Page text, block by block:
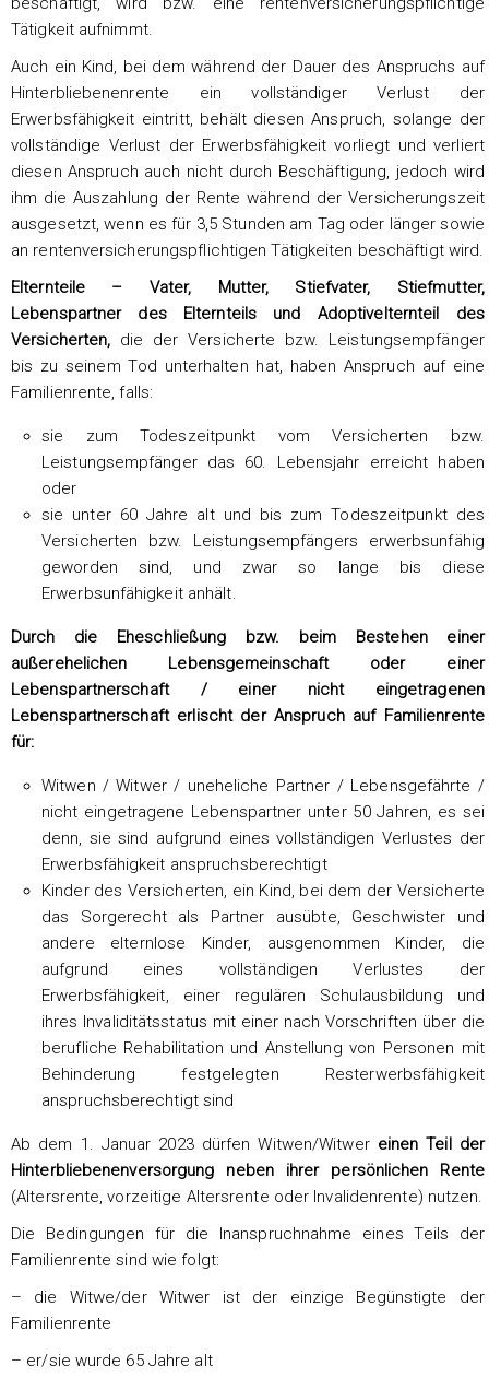
Tätigkeit aufnimmt.
Auch ein Kind, bei dem während der Dauer des Anspruchs auf
Hinterbliebenenrente ein vollständiger Verlust der
Erwerbsfähigkeit eintritt, behält diesen Anspruch, solange der
vollständige Verlust der Erwerbsfähigkeit vorliegt und verliert
diesen Anspruch auch nicht durch Beschäftigung, jedoch wird
ihm die Auszahlung der Rente während der Versicherungszeit
ausgesetzt, wenn es für 3,5 Stunden am Tag oder länger sowie
an rentenversicherungspflichtigen Tätigkeiten beschäftigt wird.
Elternteile – Vater, Mutter, Stiefvater, Stiefmutter,
Lebenspartner des Elternteils und Adoptivelternteil des
Versicherten, die der Versicherte bzw. Leistungsempfänger
bis zu seinem Tod unterhalten hat, haben Anspruch auf eine
Familienrente, falls:
sie zum Todeszeitpunkt vom Versicherten bzw.
Leistungsempfänger das 60. Lebensjahr erreicht haben
oder
sie unter 60 Jahre alt und bis zum Todeszeitpunkt des
Versicherten bzw. Leistungsempfängers erwerbsunfähig
geworden sind, und zwar so lange bis diese
Erwerbsunfähigkeit anhält.
Durch die Eheschließung bzw. beim Bestehen einer
außerehelichen Lebensgemeinschaft oder einer
Lebenspartnerschaft / einer nicht eingetragenen
Lebenspartnerschaft erlischt der Anspruch auf Familienrente
für:
Witwen / Witwer / uneheliche Partner / Lebensgefährte /
nicht eingetragene Lebenspartner unter 50 Jahren, es sei
denn, sie sind aufgrund eines vollständigen Verlustes der
Erwerbsfähigkeit anspruchsberechtigt
Kinder des Versicherten, ein Kind, bei dem der Versicherte
das Sorgerecht als Partner ausübte, Geschwister und
andere elternlose Kinder, ausgenommen Kinder, die
aufgrund eines vollständigen Verlustes der
Erwerbsfähigkeit, einer regulären Schulausbildung und
ihres Invaliditätsstatus mit einer nach Vorschriften über die
berufliche Rehabilitation und Anstellung von Personen mit
Behinderung festgelegten Resterwerbsfähigkeit
anspruchsberechtigt sind
Ab dem 1. Januar 2023 dürfen Witwen/Witwer einen Teil der
Hinterbliebenenversorgung neben ihrer persönlichen Rente
(Altersrente, vorzeitige Altersrente oder Invalidenrente) nutzen.
Die Bedingungen für die Inanspruchnahme eines Teils der
Familienrente sind wie folgt:
– die Witwe/der Witwer ist der einzige Begünstigte der
Familienrente
– er/sie wurde 65 Jahre alt